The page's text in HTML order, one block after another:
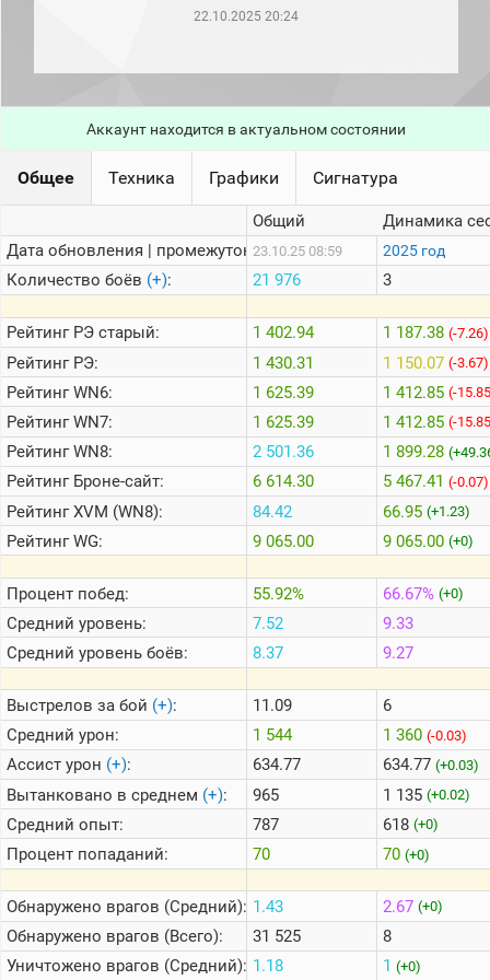
месяц)
(за
последние
сессии)
Топ
1000
Кланы
стримеров
Информация
Онлайн
Цветовая
шкала
Теlegram
ВК
Портал
Мира
Танков
22.10.2025 20:24
Аккаунт находится в актуальном состоянии
Общее Техника Графики Сигнатура
Дата обновления | промежуток:
Количество боёв (+):
РейтингРЭ старый:
РейтингРЭ:
РейтингWN6:
РейтингWN7:
РейтингWN8:
РейтингБроне-сайт:
РейтингXVM (WN8):
РейтингWG:
Процент побед:
Средний уровень:
Средний уровень боёв:
Выстрелов за бой (+):
Средний урон:
Ассист урон (+):
Вытанковано в среднем (+):
Средний опыт:
Процент попаданий:
Обнаружено врагов (Средний):
Обнаружено врагов (Всего):
Уничтожено врагов (Средний):
Общий
23.10.25 08:59
21 976
1 402.94
1 430.31
1 625.39
1 625.39
2 501.36
6 614.30
84.42
9 065.00
55.92%
7.52
8.37
11.09
1 544
634.77
965
787
70
1.43
31 525
1.18
Динамика
2025 год
3
1 187.38 (-7.26)
1 150.07 (-3.67)
1 412.85 (-
1 412.85 (-
1 899.28
5 467.41 (-0.07)
66.95 (+1.23)
9 065.00 (+0)
66.67% (+0)
9.33
9.27
6
1 360 (-0.03)
634.77 (+0.03)
1 135 (+0.02)
618 (+0)
70 (+0)
2.67 (+0)
8
1 (+0)